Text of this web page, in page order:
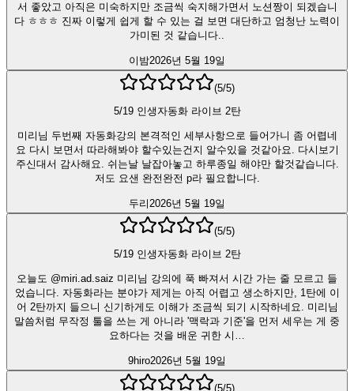
서 좋았고 아직은 미숙하지만 조금씩 숙지해가면서 노션짱이 되겠습니
다 ㅎㅎㅎ 진짜 이렇게 쉽게 할 수 있는 걸 보면 대단하고 엄청난 노력이
가미된 것 같습니다..
이밤2026년 5월 19일
(5/5)
5/19 인생자동화 라이브 2탄
미리님 두번째 자동화강의 본격적인 세부사항으로 들어가니 좀 어렵네
요 다시 보면서 따라해봐야 할수있는건지 알수있을 것같아요. 다시보기
주신대서 감사해요. 쉬는날 날잡아놓고 하루종일 해야만 할것같습니다.
저도 요샌 완전완전 p라 필요합니다.
두리 2026년 5월 19일
(5/5)
5/19 인생자동화 라이브 2탄
오늘도 @miri.ad.saiz 미리님 강의에 푹 빠져서 시간 가는 줄 모르고 들
었습니다. 자동화라는 분야가 제게는 아직 어렵고 생소하지만, 1탄에 이
어 2탄까지 들으니 신기하게도 이해가 조금씩 되기 시작하네요. 미리님
말씀처럼 무작정 툴을 쓰는 게 아니라 '맥락과 기준'을 먼저 세우는 게 중
요하다는 것을 배운 귀한 시…
9hiro2026년 5월 19일
(5/5)